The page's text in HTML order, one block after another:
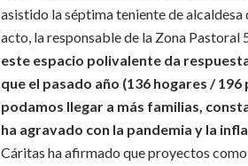
asistido la séptima teniente de alcaldesa
acto, la responsable de la Zona Pastoral
este espacio polivalente da
que el pasado año (136 hogares /
podamos llegar a más familias,
ha agravado con la pandemia y la
Cáritas ha afirmado que proyectos